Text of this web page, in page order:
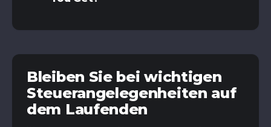
Bleiben Sie bei wichtigen
Steuerangelegenheiten auf
dem Laufenden